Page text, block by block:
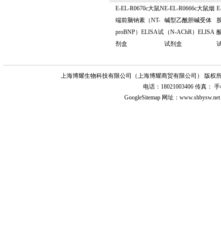
E-EL-R0670c大鼠N
端前脑钠素（NT-
proBNP）ELISA试
剂盒
E-EL-R0666c大鼠烟
碱型乙酰胆碱受体
（N-AChR）ELISA
试剂盒
上海博耀生物科技有限公司（上海博耀商贸有限公司） 版权
电话：18021003406 传真：
GoogleSitemap 网址：